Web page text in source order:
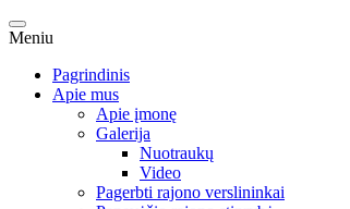
Meniu
Pagrindinis
Apie mus
Apie įmonę
Galerija
Nuotraukų
Video
Pagerbti rajono verslininkai